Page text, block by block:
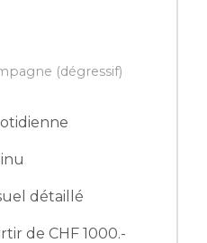
(dégressif)
détaillé
de CHF 1000.-